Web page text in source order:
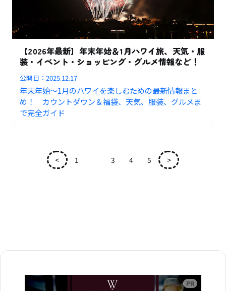
【2026年最新】年末年始＆1月ハワイ旅、天気・服
装・イベント・ショッピング・グルメ情報など！
公開日：2025.12.17
年末年始～1月のハワイを楽しむための最新情報まと
め！ カウントダウン＆福袋、天気、服装、グルメま
で完全ガイド
< 1 3 4 5 >
広告